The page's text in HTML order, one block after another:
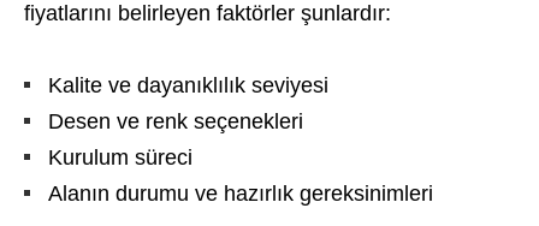
fiyatlarını belirleyen faktörler şunlardır:
Kalite ve dayanıklılık seviyesi
Desen ve renk seçenekleri
Kurulum süreci
Alanın durumu ve hazırlık gereksinimleri